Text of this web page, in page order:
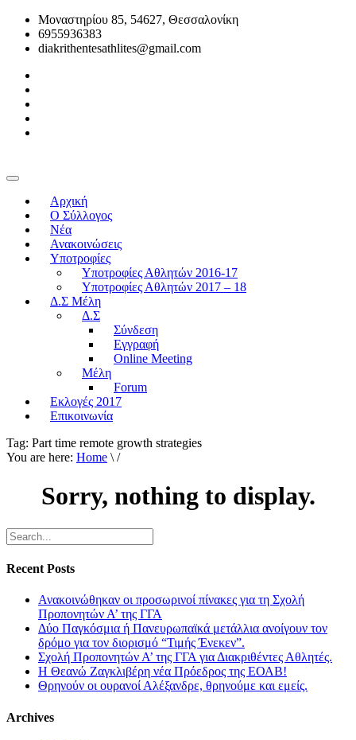
Μοναστηρίου 85, 54627, Θεσσαλονίκη
6955936383
diakrithentesathlites@gmail.com
Αρχική
O Σύλλογος
Νέα
Ανακοινώσεις
Υποτροφίες
Υποτροφίες Αθλητών 2016-17
Υποτροφίες Αθλητών 2017 – 18
Δ.Σ Μέλη
Δ.Σ
Σύνδεση
Εγγραφή
Online Meeting
Μέλη
Forum
Εκλογές 2017
Επικοινωνία
Tag: Part time remote growth strategies
You are here: Home \ /
Sorry, nothing to display.
Recent Posts
Ανακοινώθηκαν οι προσωρινοί πίνακες για τη Σχολή
Προπονητών Α’ της ΓΓΑ
Δύο Παγκόσμια ή Πανευρωπαϊκά μετάλλια ανοίγουν τον
δρόμο για τον διορισμό “Τιμής Ένεκεν”.
Σχολή Προπονητών Α’ της ΓΓΑ για Διακριθέντες Αθλητές.
Η Θεανώ Ζαγκλιβέρη νέα Πρόεδρος της ΕΟΑΒ!
Θρηνούν οι ουρανοί Αλέξανδρε, θρηνούμε και εμείς.
Archives